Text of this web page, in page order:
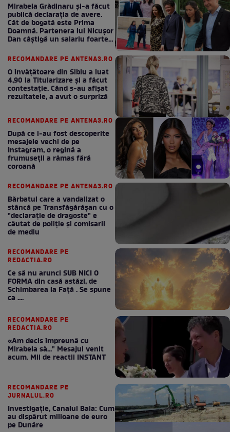
Mirabela Grădinaru și-a făcut
publică declarația de avere.
Cât de bogată este Prima
Doamnă. Partenera lui Nicușor
Dan câștigă un salariu foarte
RECOMANDARE PE ANTENA3.RO
O învățătoare din Sibiu a luat
4,90 la Titularizare și a făcut
contestație. Când s-au afișat
rezultatele, a avut o surpriză
RECOMANDARE PE ANTENA3.RO
După ce i-au fost descoperite
mesajele vechi de pe
Instagram, o regină a
frumuseții a rămas fără
coroană
RECOMANDARE PE ANTENA3.RO
Bărbatul care a vandalizat o
stâncă pe Transfăgărășan cu o
"declaraţie de dragoste" e
căutat de poliție și comisarii
de mediu
RECOMANDARE PE
REDACTIA.RO
Ce să nu arunci SUB NICI O
FORMA din casă astăzi, de
Schimbarea la Față . Se spune
ca ....
RECOMANDARE PE
REDACTIA.RO
«Am decis împreună cu
Mirabela să..." Mesajul venit
acum. Mii de reactii INSTANT
RECOMANDARE PE
JURNALUL.RO
Investigație, Canalul Bala: Cum
au dispărut milioane de euro
pe Dunăre